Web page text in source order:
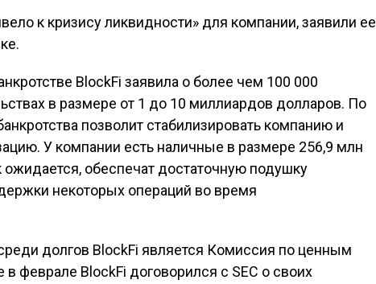
к кризису ликвидности» для компании, заявили ее
BlockFi заявила о более чем 100 000
в размере от 1 до 10 миллиардов долларов. По
позволит стабилизировать компанию и
У компании есть наличные в размере 256,9 млн
ожидается, обеспечат достаточную подушку
некоторых операций во время
долгов BlockFi является Комиссия по ценным
феврале BlockFi договорился с SEC о своих